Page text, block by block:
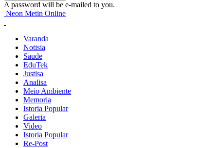
A password will be e-mailed to you.
Neon Metin Online
Varanda
Notisia
Saude
EduTek
Justisa
Analisa
Meio Ambiente
Memoria
Istoria Popular
Galeria
Video
Istoria Popular
Re-Post